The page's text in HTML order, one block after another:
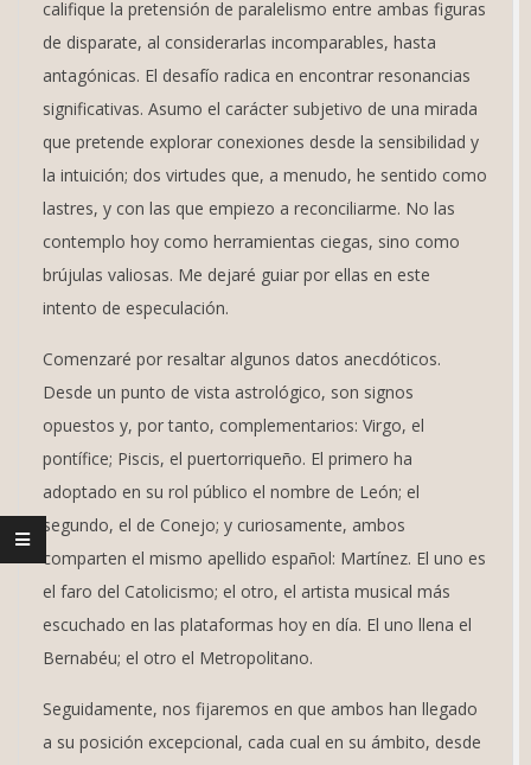
califique la pretensión de paralelismo entre ambas figuras
de disparate, al considerarlas incomparables, hasta
antagónicas. El desafío radica en encontrar resonancias
significativas. Asumo el carácter subjetivo de una mirada
que pretende explorar conexiones desde la sensibilidad y
la intuición; dos virtudes que, a menudo, he sentido como
lastres, y con las que empiezo a reconciliarme. No las
contemplo hoy como herramientas ciegas, sino como
brújulas valiosas. Me dejaré guiar por ellas en este
intento de especulación.
Comenzaré por resaltar algunos datos anecdóticos.
Desde un punto de vista astrológico, son signos
opuestos y, por tanto, complementarios: Virgo, el
pontífice; Piscis, el puertorriqueño. El primero ha
adoptado en su rol público el nombre de León; el
segundo, el de Conejo; y curiosamente, ambos
comparten el mismo apellido español: Martínez. El uno es
el faro del Catolicismo; el otro, el artista musical más
escuchado en las plataformas hoy en día. El uno llena el
Bernabéu; el otro el Metropolitano.
Seguidamente, nos fijaremos en que ambos han llegado
a su posición excepcional, cada cual en su ámbito, desde